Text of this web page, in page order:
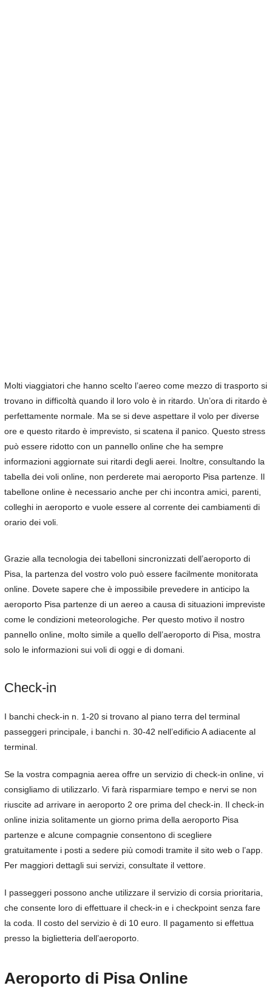
Molti viaggiatori che hanno scelto l’aereo come mezzo di trasporto si
trovano in difficoltà quando il loro volo è in ritardo. Un’ora di ritardo è
perfettamente normale. Ma se si deve aspettare il volo per diverse
ore e questo ritardo è imprevisto, si scatena il panico. Questo stress
può essere ridotto con un pannello online che ha sempre
informazioni aggiornate sui ritardi degli aerei. Inoltre, consultando la
tabella dei voli online, non perderete mai aeroporto Pisa partenze. Il
tabellone online è necessario anche per chi incontra amici, parenti,
colleghi in aeroporto e vuole essere al corrente dei cambiamenti di
orario dei voli.
Grazie alla tecnologia dei tabelloni sincronizzati dell’aeroporto di
Pisa, la partenza del vostro volo può essere facilmente monitorata
online. Dovete sapere che è impossibile prevedere in anticipo la
aeroporto Pisa partenze di un aereo a causa di situazioni impreviste
come le condizioni meteorologiche. Per questo motivo il nostro
pannello online, molto simile a quello dell’aeroporto di Pisa, mostra
solo le informazioni sui voli di oggi e di domani.
Check-in
I banchi check-in n. 1-20 si trovano al piano terra del terminal
passeggeri principale, i banchi n. 30-42 nell’edificio A adiacente al
terminal.
Se la vostra compagnia aerea offre un servizio di check-in online, vi
consigliamo di utilizzarlo. Vi farà risparmiare tempo e nervi se non
riuscite ad arrivare in aeroporto 2 ore prima del check-in. Il check-in
online inizia solitamente un giorno prima della aeroporto Pisa
partenze e alcune compagnie consentono di scegliere
gratuitamente i posti a sedere più comodi tramite il sito web o l’app.
Per maggiori dettagli sui servizi, consultate il vettore.
I passeggeri possono anche utilizzare il servizio di corsia prioritaria,
che consente loro di effettuare il check-in e i checkpoint senza fare
la coda. Il costo del servizio è di 10 euro. Il pagamento si effettua
presso la biglietteria dell’aeroporto.
Aeroporto di Pisa Online